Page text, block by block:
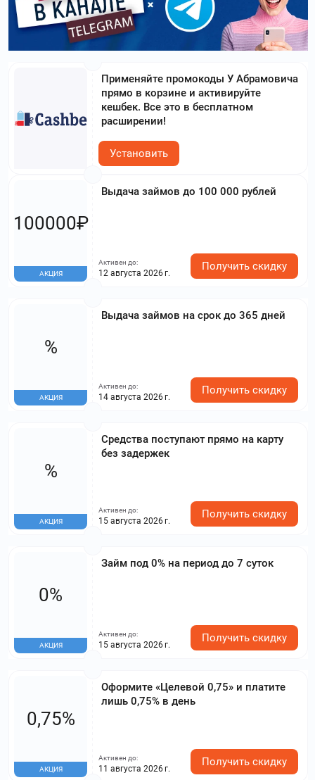
Применяйте промокоды У Абрамовича
прямо в корзине и активируйте
кешбек. Все это в бесплатном
расширении!
Установить
Выдача займов до 100 000 рублей
100000₽
АКЦИЯ
Активен до:
12 августа 2026 г.
Получить скидку
Выдача займов на срок до 365 дней
%
АКЦИЯ
Активен до:
14 августа 2026 г.
Получить скидку
Средства поступают прямо на карту
без задержек
%
АКЦИЯ
Активен до:
15 августа 2026 г.
Получить скидку
Займ под 0% на период до 7 суток
0%
АКЦИЯ
Активен до:
15 августа 2026 г.
Получить скидку
Оформите «Целевой 0,75» и платите
лишь 0,75% в день
0,75%
АКЦИЯ
Активен до:
11 августа 2026 г.
Получить скидку